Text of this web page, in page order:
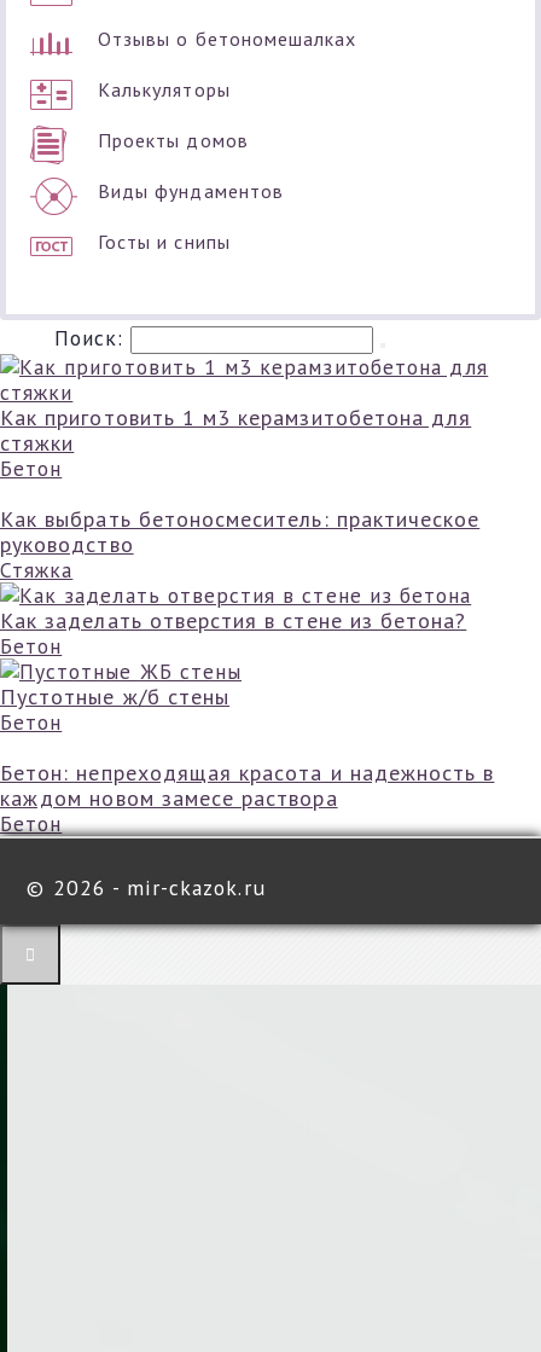
Отзывы о бетономешалках
Калькуляторы
Проекты домов
Виды фундаментов
Госты и снипы
Поиск:
Как приготовить 1 м3 керамзитобетона для
стяжки
Бетон
Как выбрать бетоносмеситель: практическое
руководство
Стяжка
Как заделать отверстия в стене из бетона?
Бетон
Пустотные ж/б стены
Бетон
Бетон: непреходящая красота и надежность в
каждом новом замесе раствора
Бетон
© 2026 - mir-ckazok.ru